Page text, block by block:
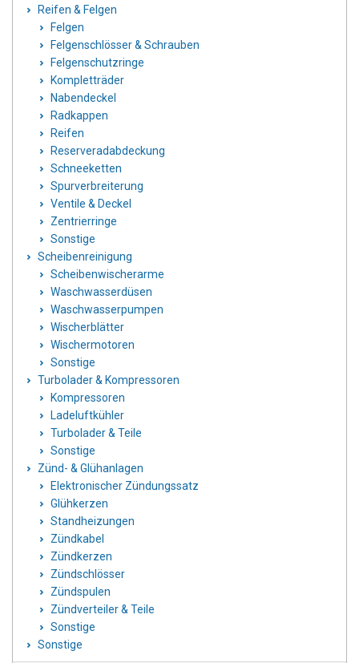
Reifen & Felgen
Felgen
Felgenschlösser & Schrauben
Felgenschutzringe
Kompletträder
Nabendeckel
Radkappen
Reifen
Reserveradabdeckung
Schneeketten
Spurverbreiterung
Ventile & Deckel
Zentrierringe
Sonstige
Scheibenreinigung
Scheibenwischerarme
Waschwasserdüsen
Waschwasserpumpen
Wischerblätter
Wischermotoren
Sonstige
Turbolader & Kompressoren
Kompressoren
Ladeluftkühler
Turbolader & Teile
Sonstige
Zünd- & Glühanlagen
Elektronischer Zündungssatz
Glühkerzen
Standheizungen
Zündkabel
Zündkerzen
Zündschlösser
Zündspulen
Zündverteiler & Teile
Sonstige
Sonstige